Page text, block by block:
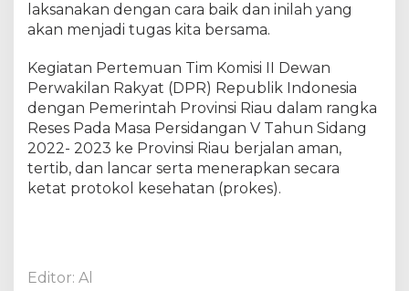
laksanakan dengan cara baik dan inilah yang
akan menjadi tugas kita bersama.
Kegiatan Pertemuan Tim Komisi II Dewan
Perwakilan Rakyat (DPR) Republik Indonesia
dengan Pemerintah Provinsi Riau dalam rangka
Reses Pada Masa Persidangan V Tahun Sidang
2022- 2023 ke Provinsi Riau berjalan aman,
tertib, dan lancar serta menerapkan secara
ketat protokol kesehatan (prokes).
Editor: Al